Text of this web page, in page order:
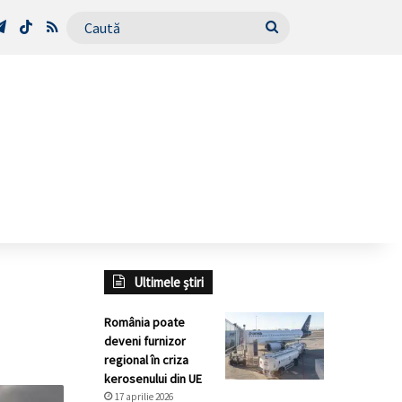
Telegram
TikTokRSS Caută
Ultimele știri
România poate
deveni furnizor
regional în criza
kerosenului din UE
17 aprilie 2026